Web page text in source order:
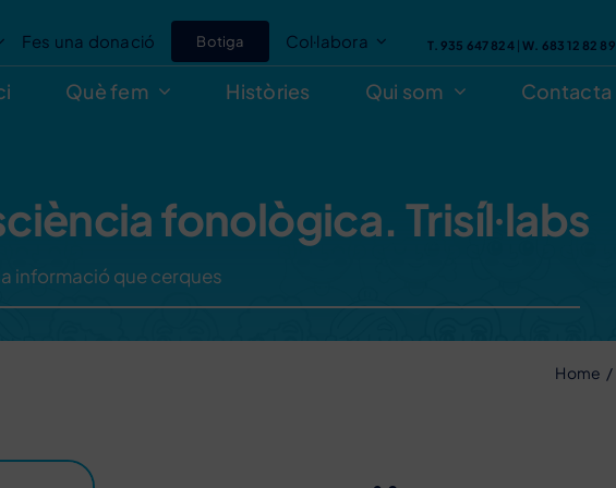
Fes una donació Botiga Col·labora T. 935 647 824|W. 683 12 82 89
Què fem Històries Qui som Contacta
fonològica. Trisíl·labs
Home